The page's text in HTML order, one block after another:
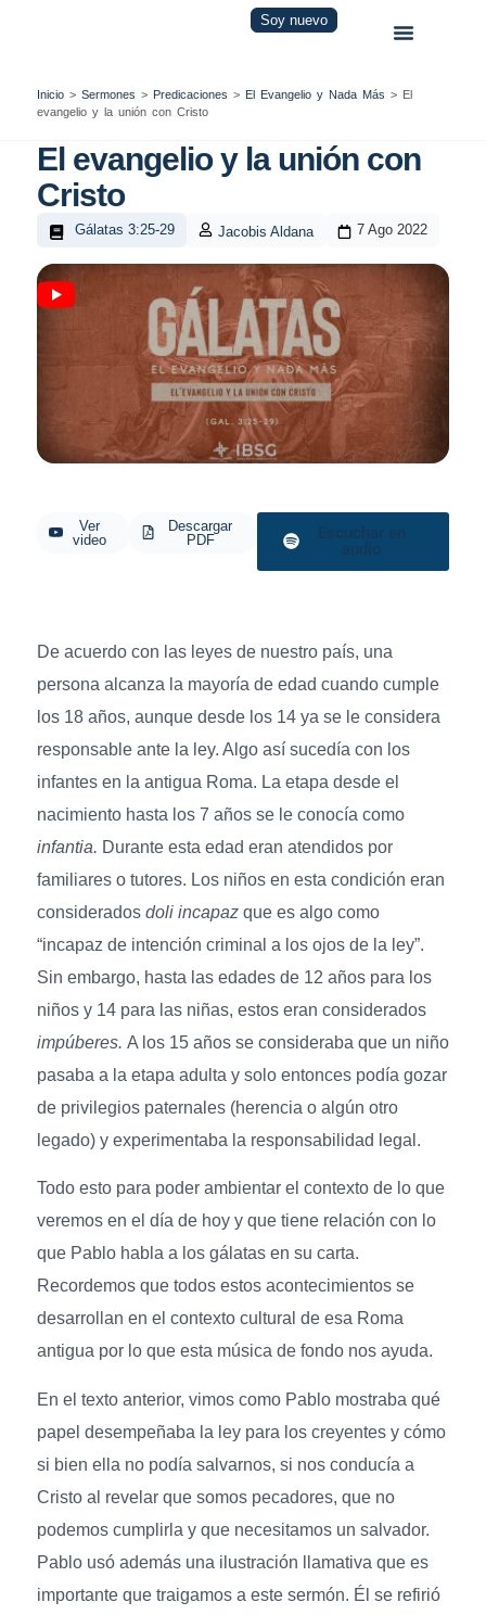
Soy nuevo
Inicio> Sermones > Predicaciones > El Evangelio y Nada Más > El
evangelio y la unión con Cristo
El evangelio y la unión con
Cristo
Gálatas 3:25-29 Jacobis Aldana 7 Ago 2022
Ver
video
Descargar
PDF
De acuerdo con las leyes de nuestro país, una
persona alcanza la mayoría de edad cuando cumple
los 18 años, aunque desde los 14 ya se le considera
responsable ante la ley. Algo así sucedía con los
infantes en la antigua Roma. La etapa desde el
nacimiento hasta los 7 años se le conocía como
infantia. Durante esta edad eran atendidos por
familiares o tutores. Los niños en esta condición eran
considerados doli incapaz que es algo como
“incapaz de intención criminal a los ojos de la ley”.
Sin embargo, hasta las edades de 12 años para los
niños y 14 para las niñas, estos eran considerados
impúberes. A los 15 años se consideraba que un niño
pasaba a la etapa adulta y solo entonces podía gozar
de privilegios paternales (herencia o algún otro
legado) y experimentaba la responsabilidad legal.
Todo esto para poder ambientar el contexto de lo que
veremos en el día de hoy y que tiene relación con lo
que Pablo habla a los gálatas en su carta.
Recordemos que todos estos acontecimientos se
desarrollan en el contexto cultural de esa Roma
antigua por lo que esta música de fondo nos ayuda.
En el texto anterior, vimos como Pablo mostraba qué
papel desempeñaba la ley para los creyentes y cómo
si bien ella no podía salvarnos, si nos conducía a
Cristo al revelar que somos pecadores, que no
podemos cumplirla y que necesitamos un salvador.
Pablo usó además una ilustración llamativa que es
importante que traigamos a este sermón. Él se refirió